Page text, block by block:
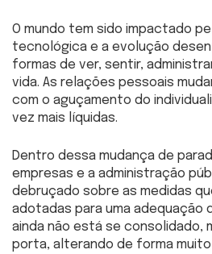
O mundo tem sido impactado
tecnológica e a evolução
formas de ver, sentir,
vida. As relações pessoais
com o aguçamento do
vez mais líquidas.
Dentro dessa mudança de
empresas e a administração
debruçado sobre as medidas
adotadas para uma adequação
ainda não está se consolidado,
porta, alterando de forma